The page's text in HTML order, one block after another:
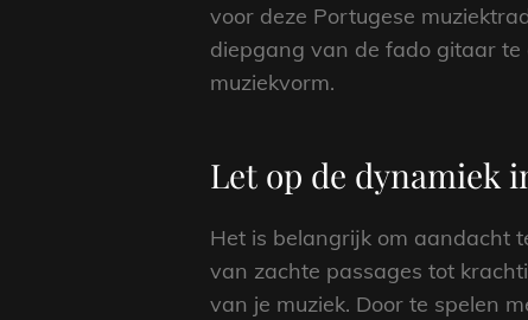
voor deze Portugese
diepgang van de fado gitaar te
muziekvorm.
Let op de dynamiek
Het is belangrijk om aandacht
van zachte passages tot
van je muziek. Door te spelen